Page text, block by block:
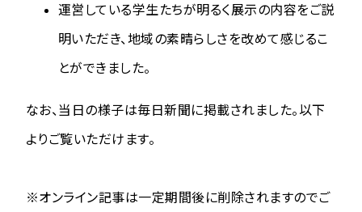
運営している学生たちが明るく展示の内容をご説
明いただき、地域の素晴らしさを改めて感じるこ
とができました。
なお、当日の様子は毎日新聞に掲載されました。以下
よりご覧いただけます。
※オンライン記事は一定期間後に削除されますのでご